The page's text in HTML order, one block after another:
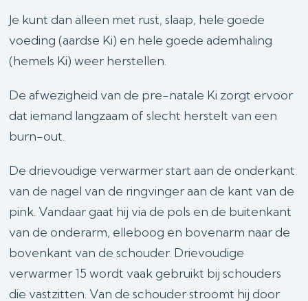
Je kunt dan alleen met rust, slaap, hele goede
voeding (aardse Ki) en hele goede ademhaling
(hemels Ki) weer herstellen.
De afwezigheid van de pre-natale Ki zorgt ervoor
dat iemand langzaam of slecht herstelt van een
burn-out.
De drievoudige verwarmer start aan de onderkant
van de nagel van de ringvinger aan de kant van de
pink. Vandaar gaat hij via de pols en de buitenkant
van de onderarm, elleboog en bovenarm naar de
bovenkant van de schouder. Drievoudige
verwarmer 15 wordt vaak gebruikt bij schouders
die vastzitten. Van de schouder stroomt hij door